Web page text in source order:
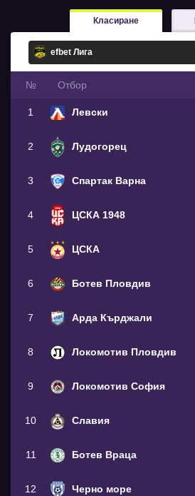
Класиране
№ Oтбор
1 Левски
2 Лудогорец
3 Спартак Варна
4 ЦСКА 1948
5 ЦСКА
6 Ботев Пловдив
7 Арда Кърджали
8 Локомотив Пловдив
9 Локомотив София
10 Славия
11 Ботев Враца
12 Черно море